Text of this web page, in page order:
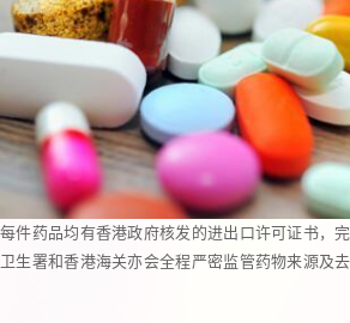
每件药品均有香港政府核发的进出口许可证书，
卫生署和香港海关亦会全程严密监管药物来源及去